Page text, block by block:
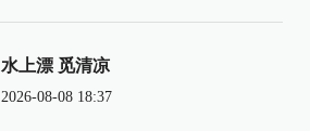
水上漂 觅清凉
2026-08-08 18:37